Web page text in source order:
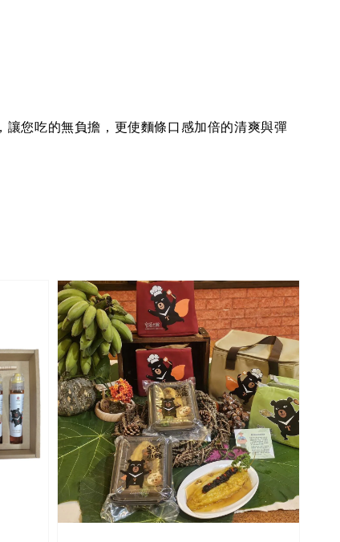
您吃的無負擔，更使麵條口感加倍的清爽與彈